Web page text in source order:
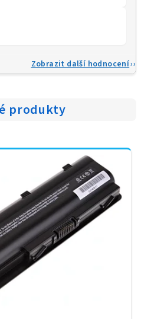
Zobrazit další hodnocení
produkty